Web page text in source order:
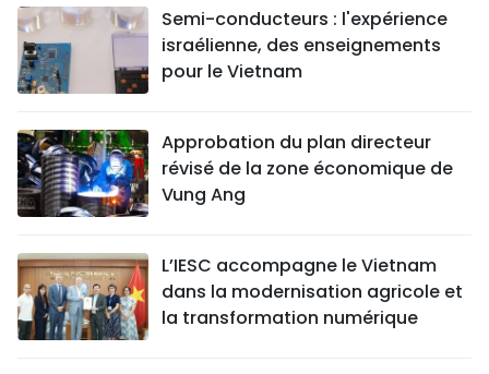
Semi-conducteurs : l'expérience
israélienne, des enseignements
pour le Vietnam
Approbation du plan directeur
révisé de la zone économique de
Vung Ang
L’IESC accompagne le Vietnam
dans la modernisation agricole et
la transformation numérique